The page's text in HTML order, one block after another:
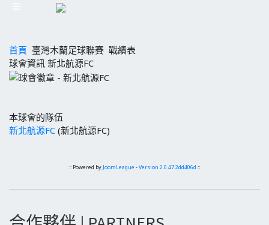
首頁 臺灣木蘭足球聯賽 戰績表
球會資訊 新北航源FC
本球會的隊伍
新北航源FC (新北航源FC)
:: Powered by JoomLeague -Version 2.0.47.2dd406d ::